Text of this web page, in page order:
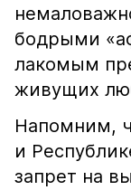
бодрыми
лакомым
живущих
Напомним,
и
запрет на